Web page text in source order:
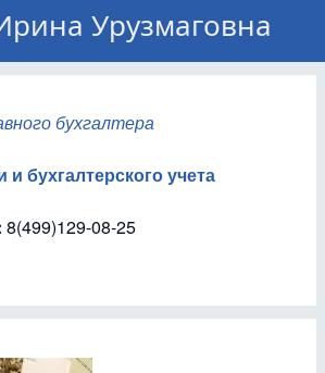
Урузмаговна
бухгалтера
бухгалтерского учета
8(499)129-08-25